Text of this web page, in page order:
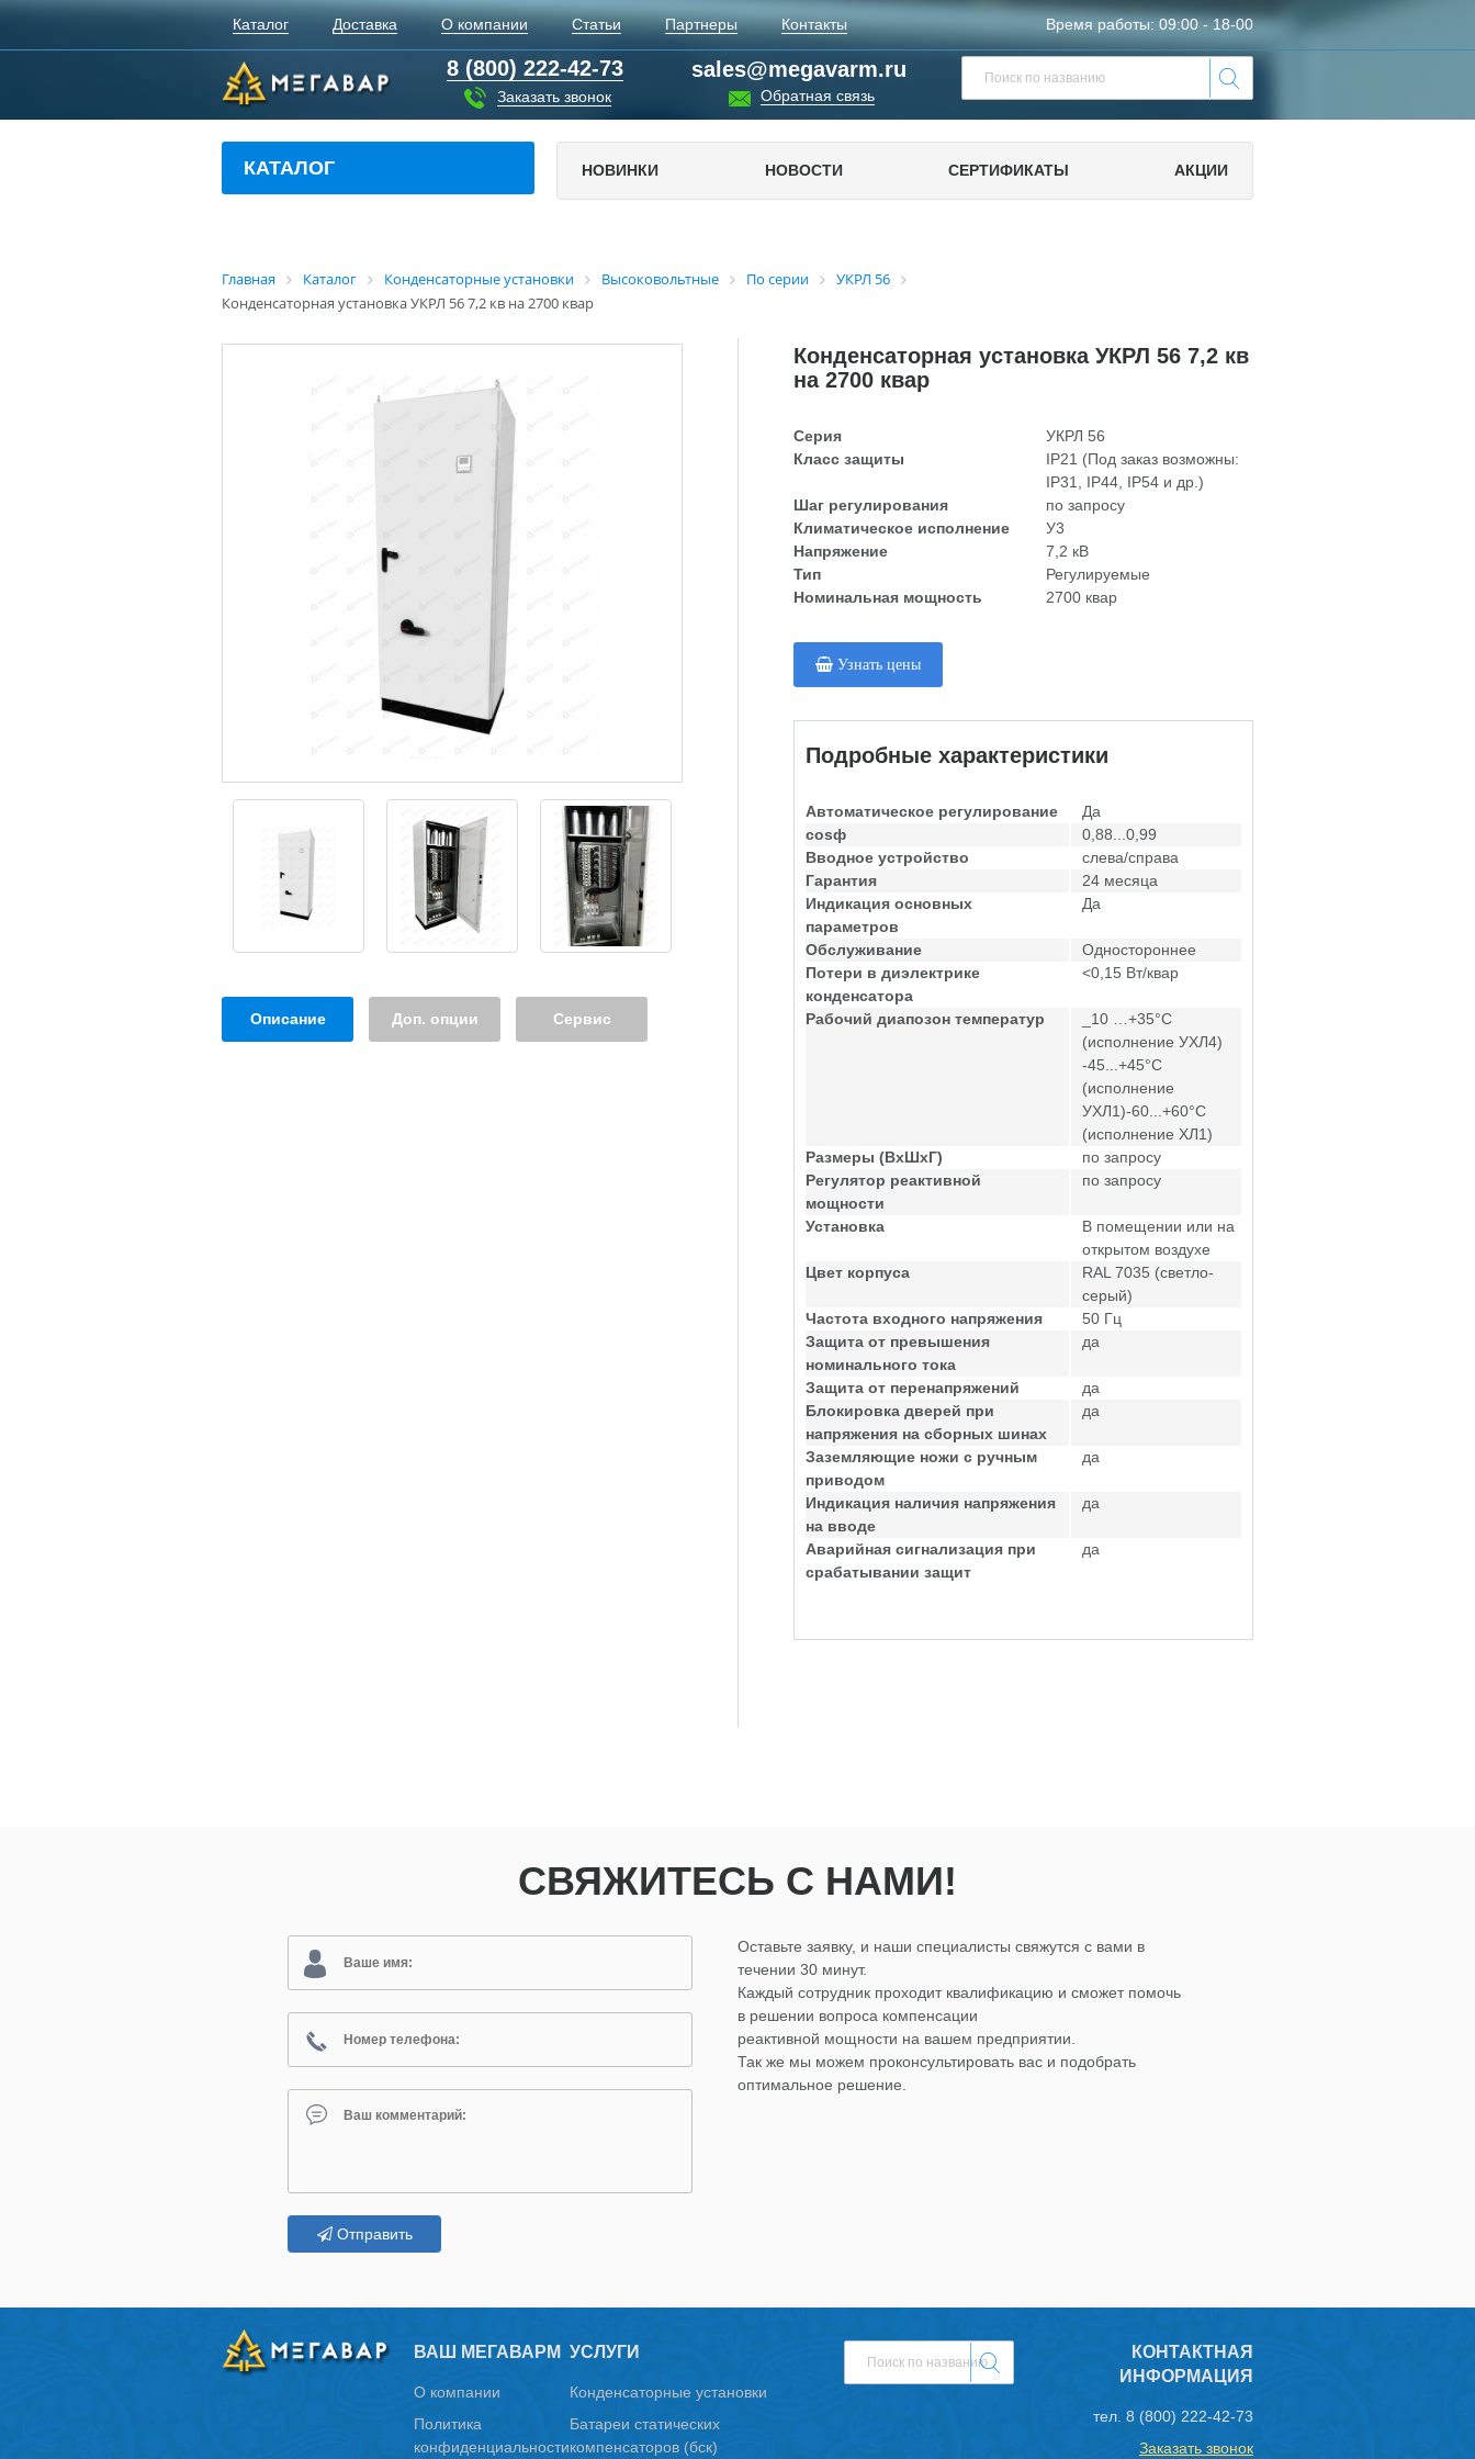
Каталог Доставка О компании Статьи Партнеры Контакты Время работы: 09:00 - 18-00
8 (800) 222-42-73
Заказать звонок
sales@megavarm.ru
Обратная связь
КАТАЛОГ НОВИНКИ НОВОСТИ СЕРТИФИКАТЫ АКЦИИ
Главная Каталог Конденсаторные установки Высоковольтные По серии
УКРЛ 56
Конденсаторная установка УКРЛ 56 7,2 кв на 2700 квар
Описание Доп. опции Сервис
Конденсаторная установка УКРЛ 56 7,2 кв
на 2700 квар
Серия
УКРЛ 56
Класс защиты
IP21 (Под заказ возможны:
IP31, IP44, IP54 и др.)
Шаг регулирования
по запросу
Климатическое исполнение
У3
Напряжение
7,2 кВ
Тип
Регулируемые
Номинальная мощность
2700 квар
Узнать цены
Подробные характеристики
Автоматическое регулирование
Да
cosф
0,88...0,99
Вводное устройство
слева/справа
Гарантия
24 месяца
Индикация основных
параметров
Да
Обслуживание
Одностороннее
Потери в диэлектрике
конденсатора
<0,15 Вт/квар
Рабочий диапозон температур
_10 …+35°С
(исполнение УХЛ4)
-45...+45°С
(исполнение
УХЛ1)-60...+60°С
(исполнение ХЛ1)
Размеры (ВхШхГ)
по запросу
Регулятор реактивной
мощности
по запросу
Установка
В помещении или на
открытом воздухе
Цвет корпуса
RAL 7035 (светло-
серый)
Частота входного напряжения
50 Гц
Защита от превышения
номинального тока
да
Защита от перенапряжений
да
Блокировка дверей при
напряжения на сборных шинах
да
Заземляющие ножи с ручным
приводом
да
Индикация наличия напряжения
на вводе
да
Аварийная сигнализация при
срабатывании защит
да
СВЯЖИТЕСЬ С НАМИ!
Отправить
Оставьте заявку, и наши специалисты свяжутся с вами в
течении 30 минут.
Каждый сотрудник проходит квалификацию и сможет помочь
в решении вопроса компенсации
реактивной мощности на вашем предприятии.
Так же мы можем проконсультировать вас и подобрать
оптимальное решение.
ВАШ МЕГАВАРМ
О компании
Политика
конфиденциальности
УСЛУГИ
Конденсаторные установки
Батареи статических
компенсаторов (бск)
КОНТАКТНАЯ
ИНФОРМАЦИЯ
тел. 8 (800) 222-42-73
Заказать звонок